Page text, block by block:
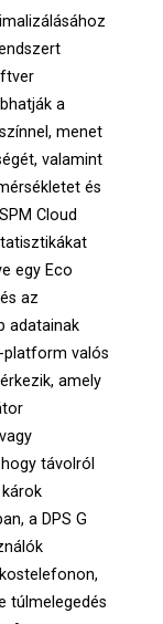
a
menet
valamint
és
Cloud
egy Eco
az
adatainak
platform valós
amely
távolról
a DPS G
túlmelegedés